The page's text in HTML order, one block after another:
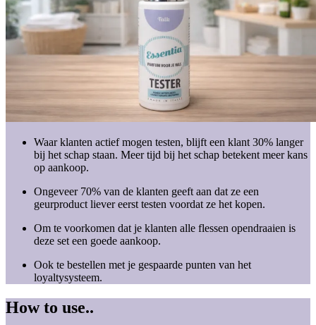
Waar klanten actief mogen testen, blijft een klant 30% langer
bij het schap staan. Meer tijd bij het schap betekent meer kans
op aankoop.
Ongeveer 70% van de klanten geeft aan dat ze een
geurproduct liever eerst testen voordat ze het kopen.
Om te voorkomen dat je klanten alle flessen opendraaien is
deze set een goede aankoop.
Ook te bestellen met je gespaarde punten van het
loyaltysysteem.
How to use..